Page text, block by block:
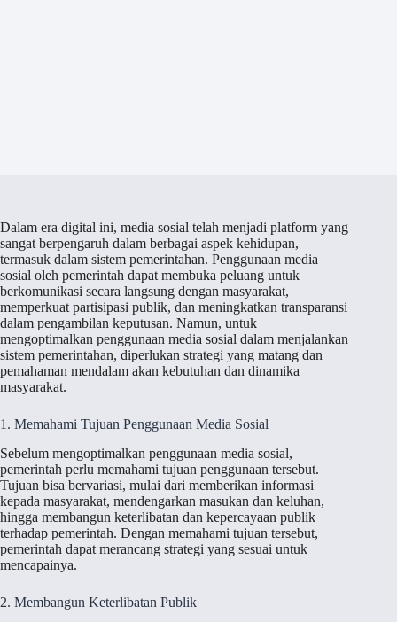
Dalam era digital ini, media sosial telah menjadi platform yang
sangat berpengaruh dalam berbagai aspek kehidupan,
termasuk dalam sistem pemerintahan. Penggunaan media
sosial oleh pemerintah dapat membuka peluang untuk
berkomunikasi secara langsung dengan masyarakat,
memperkuat partisipasi publik, dan meningkatkan transparansi
dalam pengambilan keputusan. Namun, untuk
mengoptimalkan penggunaan media sosial dalam menjalankan
sistem pemerintahan, diperlukan strategi yang matang dan
pemahaman mendalam akan kebutuhan dan dinamika
masyarakat.
1. Memahami Tujuan Penggunaan Media Sosial
Sebelum mengoptimalkan penggunaan media sosial,
pemerintah perlu memahami tujuan penggunaan tersebut.
Tujuan bisa bervariasi, mulai dari memberikan informasi
kepada masyarakat, mendengarkan masukan dan keluhan,
hingga membangun keterlibatan dan kepercayaan publik
terhadap pemerintah. Dengan memahami tujuan tersebut,
pemerintah dapat merancang strategi yang sesuai untuk
mencapainya.
2. Membangun Keterlibatan Publik